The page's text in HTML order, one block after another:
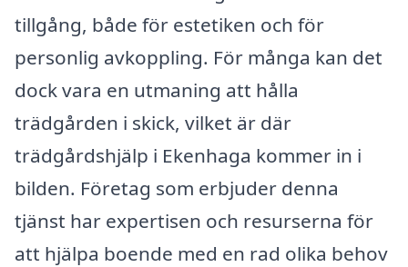
tillgång, både för estetiken och för
personlig avkoppling. För många kan det
dock vara en utmaning att hålla
trädgården i skick, vilket är där
trädgårdshjälp i Ekenhaga kommer in i
bilden. Företag som erbjuder denna
tjänst har expertisen och resurserna för
att hjälpa boende med en rad olika behov